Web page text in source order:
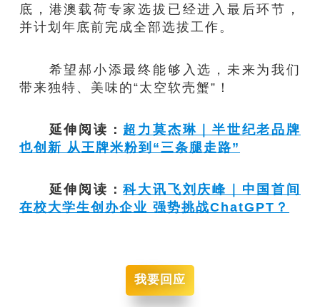
底，港澳载荷专家选拔已经进入最后环节，
并计划年底前完成全部选拔工作。
希望郝小添最终能够入选，未来为我们
带来独特、美味的“太空软壳蟹”！
延伸阅读： 超力莫杰琳｜半世纪老品牌
也创新 从王牌米粉到“三条腿走路”
延伸阅读：科大讯飞刘庆峰｜中国首间
在校大学生创办企业 强势挑战ChatGPT？
我要回应